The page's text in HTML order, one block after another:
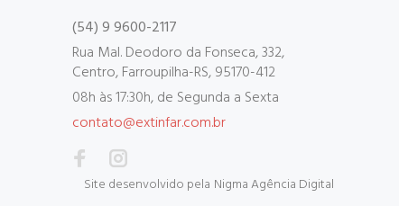
(54) 9 9600-2117
Rua Mal. Deodoro da Fonseca, 332,
Centro, Farroupilha-RS, 95170-412
08h às 17:30h, de Segunda a Sexta
contato@extinfar.com.br
Site desenvolvido pela Nigma Agência Digital